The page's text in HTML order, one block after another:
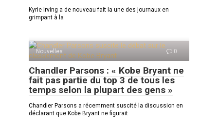
Kyrie Irving a de nouveau fait la une des journaux en
grimpant à la
Nouvelles 0
Chandler Parsons : « Kobe Bryant ne
fait pas partie du top 3 de tous les
temps selon la plupart des gens »
Chandler Parsons a récemment suscité la discussion en
déclarant que Kobe Bryant ne figurait